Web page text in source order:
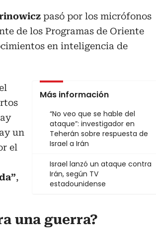
pasó por los micrófonos
de los Programas de Oriente
en inteligencia de
Más información
“No veo que se hable del
ataque”: investigador en
Teherán sobre respuesta de
Israel a Irán
Israel lanzó un ataque contra
Irán, según TV
estadounidense
un
el
,
una guerra?